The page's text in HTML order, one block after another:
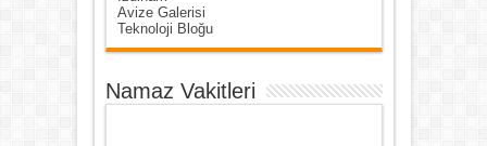
Avize Galerisi
Teknoloji Bloğu
Namaz Vakitleri